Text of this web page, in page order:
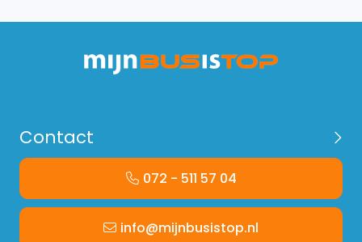
Contact
072 - 511 57 04
info@mijnbusistop.nl